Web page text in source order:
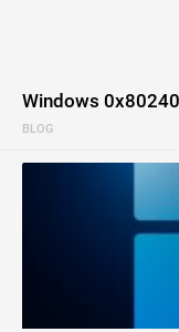
BLOG
Windows